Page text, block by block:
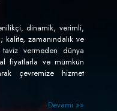
dinamik, verimli,
kalite, zamanındalık ve
vermeden dünya
fiyatlarla ve mümkün
çevremize hizmet
Devamı »»